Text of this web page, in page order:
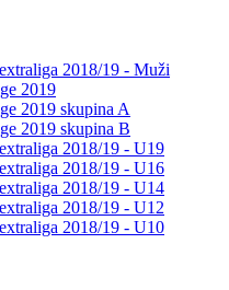
2018/19 - Muži
2019
2019 skupina A
2019 skupina B
2018/19 - U19
2018/19 - U16
2018/19 - U14
2018/19 - U12
2018/19 - U10